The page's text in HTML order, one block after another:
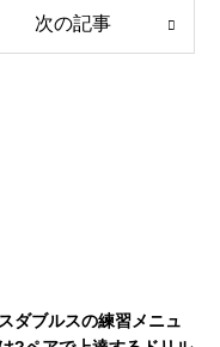
次の記事
ダブルスの練習メニュ